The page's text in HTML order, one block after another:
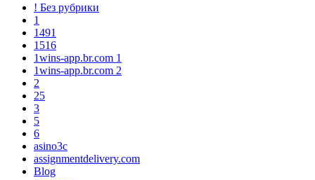
! Без рубрики
1
1491
1516
1wins-app.br.com 1
1wins-app.br.com 2
2
25
3
5
6
asino3c
assignmentdelivery.com
Blog